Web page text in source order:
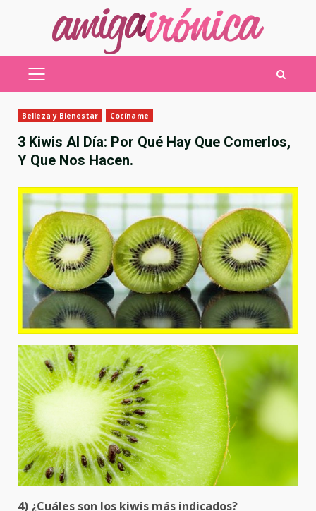
MENÚ
Belleza y Bienestar Cocíname
3 Kiwis Al Día: Por Qué Hay Que Comerlos,
Y Que Nos Hacen.
4) ¿Cuáles son los kiwis más indicados?